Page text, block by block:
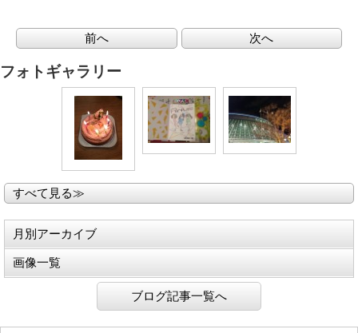
前へ 次へ
フォトギャラリー
すべて見る≫
月別アーカイブ
画像一覧
ブログ記事一覧へ